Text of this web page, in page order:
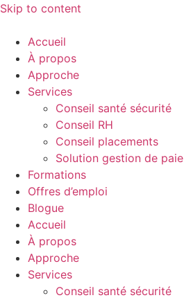
Skip to content
Accueil
À propos
Approche
Services
Conseil santé sécurité
Conseil RH
Conseil placements
Solution gestion de paie
Formations
Offres d’emploi
Blogue
Accueil
À propos
Approche
Services
Conseil santé sécurité